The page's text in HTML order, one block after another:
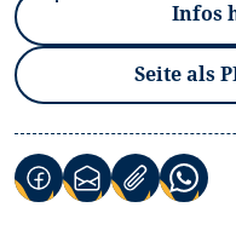
Infos
Seite als
(Link öffnet in
(Link öffnet in
(Link